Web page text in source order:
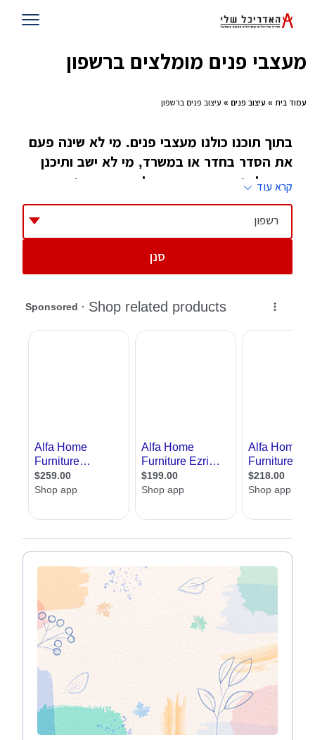
מעצבי פנים מומלצים ברשפון
עמוד בית » עיצוב פנים » עיצוב פנים ברשפון
בתוך תוכנו כולנו מעצבי פנים. מי לא שינה פעם
את הסדר בחדר או במשרד, מי לא ישב ותיכנן
כיצד לשנות את העיצוב של הבית מבפנים. רק
מעטים הלכו ולמדו את זה. הם גם הטובים ביותר
בתחום
ספק אם כאשר המציאו המקצוע עיצוב פנים, מישהו
עיצוב פנים מגלם בתוכו הכל, עיצוב של מבנה
הבית מבפנים, מיקום הרהיטים, עיצוב החדרים,
עיצוב קירות ומה לא. אך עם הזמן התפתחו להם
ובכן, בזמן שאדריכלות עוסקת בעיצוב המבנה
כולו, עיצוב פנים אחראי רק על
עיצוב החללים
הפנימיים
. הם יתעסקו יותר עם היופי ופחות עם
העיצוב מהזוויות ההנדסיות שלו. זה כמובן לא
מפחית מחשיבותם, ולמען האמת, כאשר בוחנים
בית, יש מי שממהר לבחון אותו קודם מבפנים ואחר
כך את המבנה שלו.
קרא עוד
רשפון
סנן